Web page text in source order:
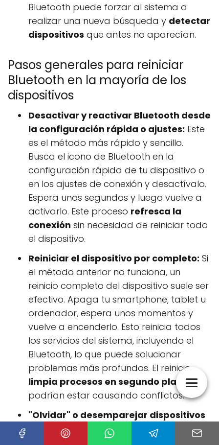
Bluetooth puede forzar al sistema a
realizar una nueva búsqueda y detectar
dispositivos que antes no aparecían.
Pasos generales para reiniciar
Bluetooth en la mayoría de los
dispositivos
Desactivar y reactivar Bluetooth desde
la configuración rápida o ajustes: Este
es el método más rápido y sencillo.
Busca el icono de Bluetooth en la
configuración rápida de tu dispositivo o
en los ajustes de conexión y desactívalo.
Espera unos segundos y luego vuelve a
activarlo. Este proceso refresca la
conexión sin necesidad de reiniciar todo
el dispositivo.
Reiniciar el dispositivo por completo: Si
el método anterior no funciona, un
reinicio completo del dispositivo suele ser
efectivo. Apaga tu smartphone, tablet u
ordenador, espera unos momentos y
vuelve a encenderlo. Esto reinicia todos
los servicios del sistema, incluyendo el
Bluetooth, lo que puede solucionar
problemas más profundos. El reinicio
limpia procesos en segundo planoque
podrían estar causando conflictos.
"Olvidar" o desemparejar dispositivos
previamente conectados: Si tienes
problemas con un dispositivo específico,